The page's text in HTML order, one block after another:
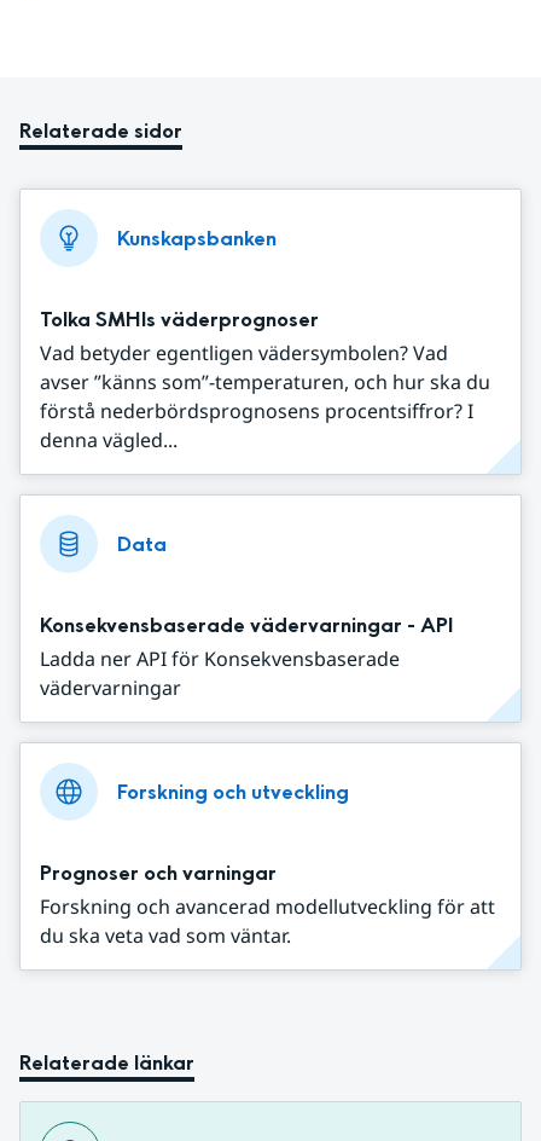
Relaterade sidor
Kunskapsbanken
Tolka SMHIs väderprognoser
Vad betyder egentligen vädersymbolen? Vad
avser ”känns som”-temperaturen, och hur ska du
förstå nederbördsprognosens procentsiffror? I
denna vägled...
Data
Konsekvensbaserade vädervarningar - API
Ladda ner API för Konsekvensbaserade
vädervarningar
Forskning och utveckling
Prognoser och varningar
Forskning och avancerad modellutveckling för att
du ska veta vad som väntar.
Relaterade länkar